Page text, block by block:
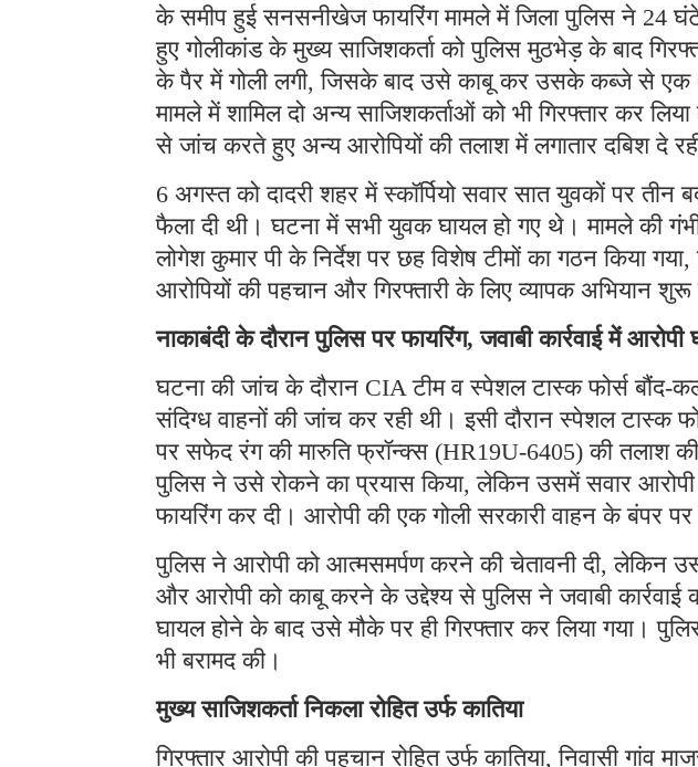
के समीप हुई सनसनीखेज फायरिंग मामले में जिला पुलिस ने 24
हुए गोलीकांड के मुख्य साजिशकर्ता को पुलिस मुठभेड़ के बाद
के पैर में गोली लगी, जिसके बाद उसे काबू कर उसके कब्जे से एक
मामले में शामिल दो अन्य साजिशकर्ताओं को भी गिरफ्तार कर
से जांच करते हुए अन्य आरोपियों की तलाश में लगातार दबिश दे
6 अगस्त को दादरी शहर में स्कॉर्पियो सवार सात युवकों पर
फैला दी थी। घटना में सभी युवक घायल हो गए थे। मामले की
लोगेश कुमार पी के निर्देश पर छह विशेष टीमों का गठन किया गया,
आरोपियों की पहचान और गिरफ्तारी के लिए व्यापक अभियान शुरू
नाकाबंदी के दौरान पुलिस पर फायरिंग, जवाबी कार्रवाई में आरोपी
घटना की जांच के दौरान CIA टीम व स्पेशल टास्क फोर्स बौंद-
संदिग्ध वाहनों की जांच कर रही थी। इसी दौरान स्पेशल टास्क
पर सफेद रंग की मारुति फ्रॉन्क्स (HR19U-6405) की तलाश
पुलिस ने उसे रोकने का प्रयास किया, लेकिन उसमें सवार
फायरिंग कर दी। आरोपी की एक गोली सरकारी वाहन के बंपर पर
पुलिस ने आरोपी को आत्मसमर्पण करने की चेतावनी दी, लेकिन
और आरोपी को काबू करने के उद्देश्य से पुलिस ने जवाबी कार्रवाई
घायल होने के बाद उसे मौके पर ही गिरफ्तार कर लिया गया।
भी बरामद की।
मुख्य साजिशकर्ता निकला रोहित उर्फ कातिया
गिरफ्तार आरोपी की पहचान रोहित उर्फ कातिया, निवासी